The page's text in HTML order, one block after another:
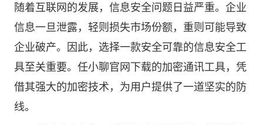
随着互联网的发展，信息安全问题日益严重。企业
信息一旦泄露，轻则损失市场份额，重则可能导致
企业破产。因此，选择一款安全可靠的信息安全工
具至关重要。任小聊官网下载的加密通讯工具，凭
借其强大的加密技术，为用户提供了一道坚实的防
线。